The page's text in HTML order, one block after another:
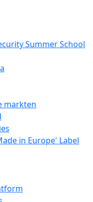
Summer School
markten
in Europe' Label